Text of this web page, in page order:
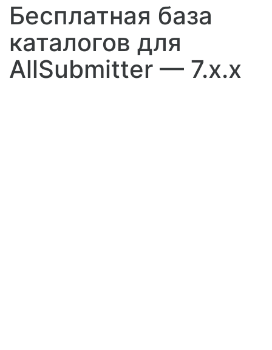
Бесплатная база
каталогов для
AllSubmitter — 7.х.х